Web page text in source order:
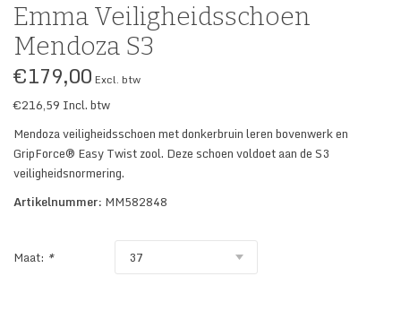
Emma Veiligheidsschoen
Mendoza S3
€179,00 Excl. btw
€216,59 Incl. btw
Mendoza veiligheidsschoen met donkerbruin leren bovenwerk en
GripForce® Easy Twist zool. Deze schoen voldoet aan de S3
veiligheidsnormering.
Artikelnummer: MM582848
Maat: *